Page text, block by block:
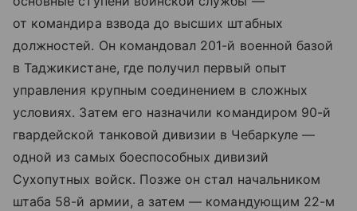
от командира взвода до высших штабных
должностей. Он командовал 201-й военной базой
в Таджикистане, где получил первый опыт
управления крупным соединением в сложных
условиях. Затем его назначили командиром 90-й
гвардейской танковой дивизии в Чебаркуле —
одной из самых боеспособных дивизий
Сухопутных войск. Позже он стал начальником
штаба 58-й армии, а затем — командующим 22-м